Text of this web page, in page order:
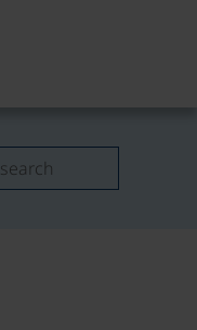
search